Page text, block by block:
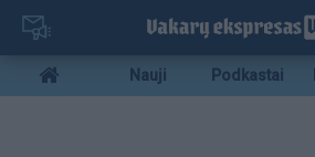
Pereiti
pagrindinį
turinį
Mobile
menu
Nauji Podkastai